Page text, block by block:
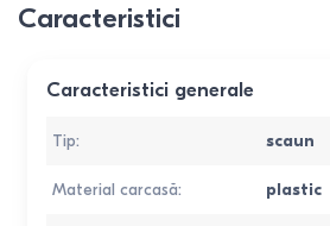
Caracteristici
Caracteristici generale
Tip: scaun
Material carcasă: plastic